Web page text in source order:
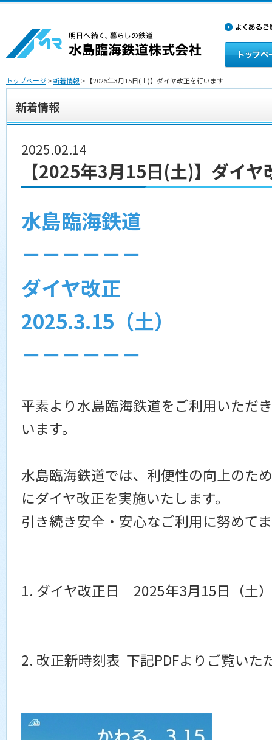
トップページ>新着情報> 【2025年3月15日(土)】ダイヤ改正を行います
新着情報
2025.02.14
【2025年3月15日(土)】ダイ
水島臨海鉄道
－－－－－－
ダイヤ改正
2025.3.15（土）
－－－－－－
平素より水島臨海鉄道をご利用いただ
います。
水島臨海鉄道では、利便性の向上のた
にダイヤ改正を実施いたします。
引き続き安全・安心なご利用に努めて
1. ダイヤ改正日 2025年3月15日（土）
2. 改正新時刻表 下記PDFよりご覧いた